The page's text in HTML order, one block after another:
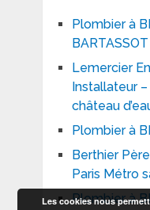
Plombier à
Lemercier
Installateur
château
Plombier à
Berthier
Paris Métro
Plombier à
Les cookies nous